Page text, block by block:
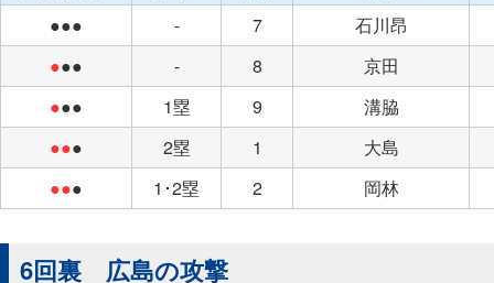
●●● - 7
石川昂
●●● - 8
京田
●●● 1塁 9
溝脇
●●● 2塁 1
大島
●●● 1･2塁 2 岡林
6回裏 広島の攻撃